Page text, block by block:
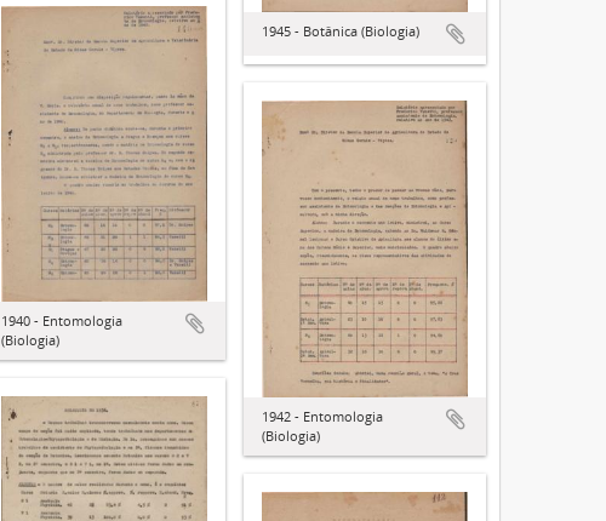
1945 - Botânica (Biologia)
1940 - Entomologia
(Biologia)
1942 - Entomologia
(Biologia)